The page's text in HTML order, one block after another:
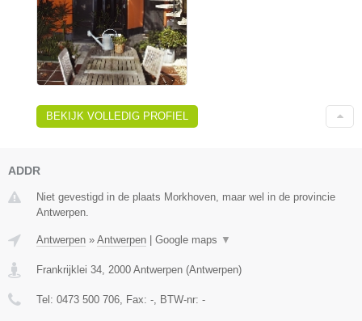
BEKIJK VOLLEDIG PROFIEL
ADDR
Niet gevestigd in de plaats Morkhoven, maar wel in de provincie
Antwerpen.
Antwerpen » Antwerpen Google maps ▼
Frankrijklei 34, 2000 Antwerpen (Antwerpen)
Tel: 0473 500 706, Fax: -, BTW-nr: -